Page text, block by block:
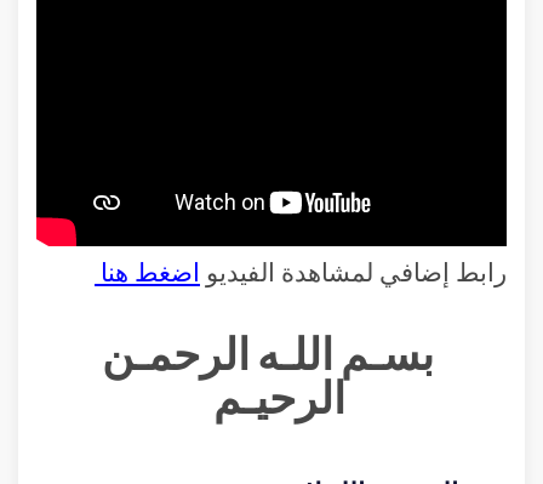
رابط إضافي لمشاهدة الفيديو اضغط هنا
بسـم اللـه الرحمـن
الرحيـم